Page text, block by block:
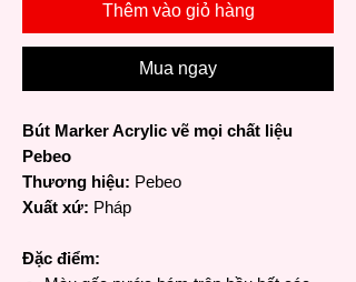
Thêm vào giỏ hàng
Mua ngay
Bút Marker Acrylic vẽ mọi chất liệu
Pebeo
Thương hiệu: Pebeo
Xuất xứ: Pháp
Đặc điểm: